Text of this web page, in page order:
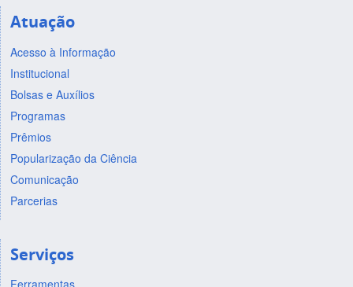
Atuação
Acesso à Informação
Institucional
Bolsas e Auxílios
Programas
Prêmios
Popularização da Ciência
Comunicação
Parcerias
Serviços